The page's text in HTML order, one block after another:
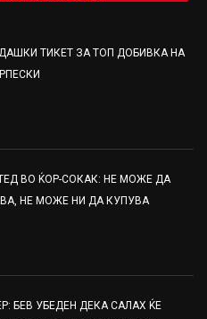
ТИКЕТ ЗА ТОП ДОБИВКА НА
ВО ЌОР-СОКАК: НЕ МОЖЕ ДА
НЕ МОЖЕ НИ ДА КУПУВА
БЕВ УБЕДЕН ДЕКА САЛАХ ЌЕ